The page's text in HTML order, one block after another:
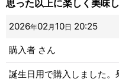
思った以上に楽しく美味
2026年02 月 10日 20:25
購入者 さん
誕生日用で購入しました